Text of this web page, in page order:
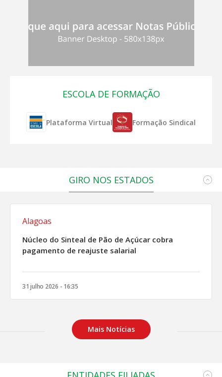
ESCOLA DE FORMAÇÃO
Plataforma Virtual Formação Sindical
GIRO NOS ESTADOS
Alagoas
Núcleo do Sinteal de Pão de Açúcar cobra
pagamento de reajuste salarial
31 julho 2026 - 16:35
Mais Notícias